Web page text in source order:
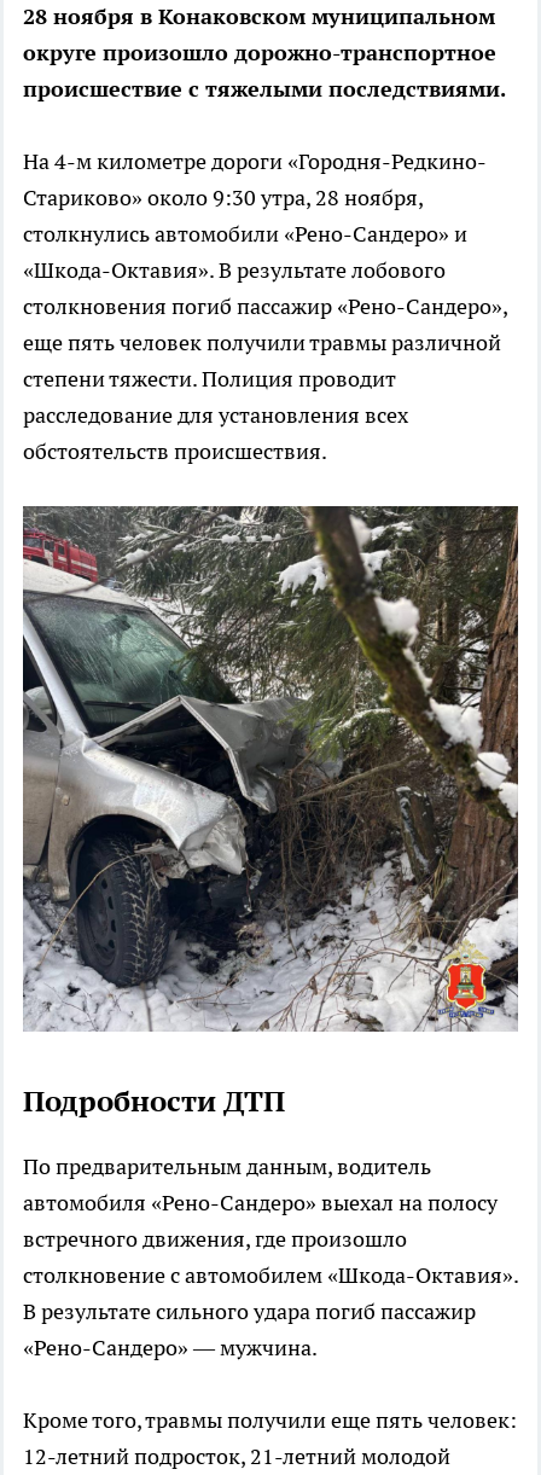
28 ноября в Конаковском муниципальном
округе произошло дорожно-транспортное
происшествие с тяжелыми последствиями.
На 4-м километре дороги «Городня-Редкино-
Стариково» около 9:30 утра, 28 ноября,
столкнулись автомобили «Рено-Сандеро» и
«Шкода-Октавия». В результате лобового
столкновения погиб пассажир «Рено-Сандеро»,
еще пять человек получили травмы различной
степени тяжести. Полиция проводит
расследование для установления всех
обстоятельств происшествия.
Подробности ДТП
По предварительным данным, водитель
автомобиля «Рено-Сандеро» выехал на полосу
встречного движения, где произошло
столкновение с автомобилем «Шкода-Октавия».
В результате сильного удара погиб пассажир
«Рено-Сандеро» — мужчина.
Кроме того, травмы получили еще пять человек:
12-летний подросток, 21-летний молодой